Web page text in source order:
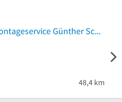
Holzhausvertrieb u. Montageservice Günther Schröder
48,4 km